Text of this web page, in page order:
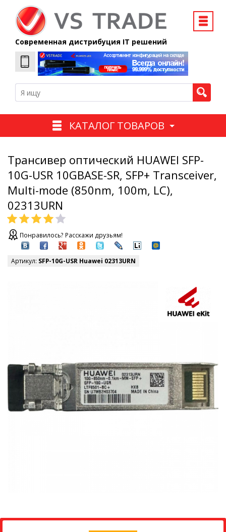
Современная дистрибуция IT решений
КАТАЛОГ ТОВАРОВ
Трансивер оптический HUAWEI SFP-
10G-USR 10GBASE-SR, SFP+ Transceiver,
Multi-mode (850nm, 100m, LC),
02313URN
Понравилось? Расскажи друзьям!
Артикул: SFP-10G-USR Huawei 02313URN